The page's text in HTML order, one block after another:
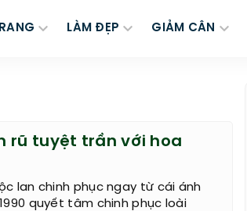
LÀM ĐẸP GIẢM CÂN
rũ tuyệt trần với hoa
lan chinh phục ngay từ cái ánh
quyết tâm chinh phục loài